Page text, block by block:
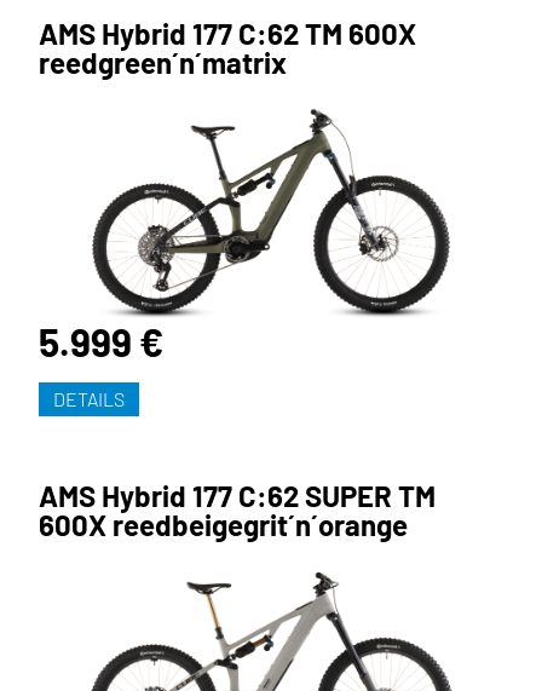
AMS Hybrid 177 C:62 TM 600X
reedgreen´n´matrix
5.999 €
DETAILS
AMS Hybrid 177 C:62 SUPER TM
600X reedbeigegrit´n´orange